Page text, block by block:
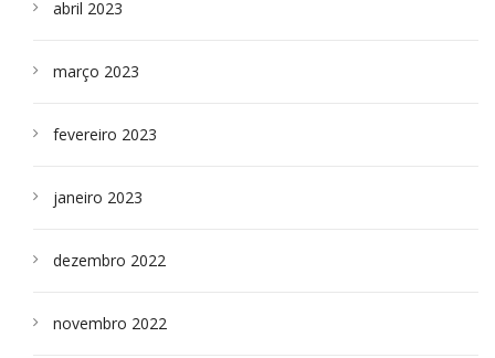
abril 2023
março 2023
fevereiro 2023
janeiro 2023
dezembro 2022
novembro 2022